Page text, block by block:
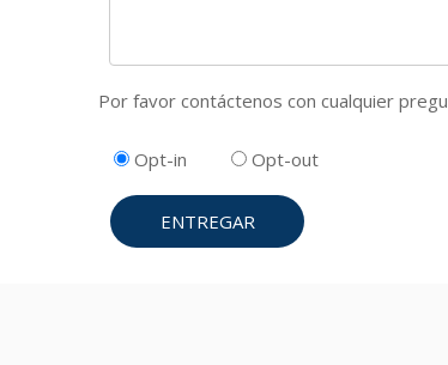
Por favor contáctenos con cualquier
Opt-in Opt-out
ENTREGAR